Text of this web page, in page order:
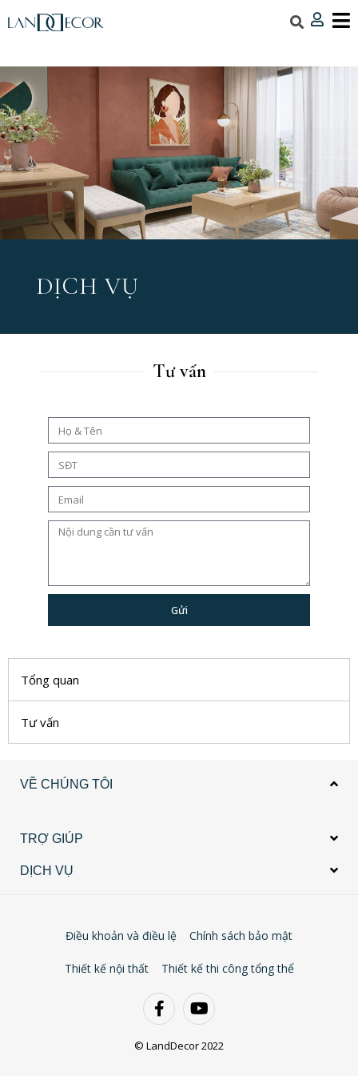
DỊCH VỤ
Tổng quan
Tư vấn
Tư vấn
Gửi
VỀ CHÚNG TÔI
TRỢ GIÚP
DỊCH VỤ
Điều khoản và điều lệ Chính sách bảo mật
Thiết kế nội thất Thiết kế thi công tổng thể
© LandDecor 2022